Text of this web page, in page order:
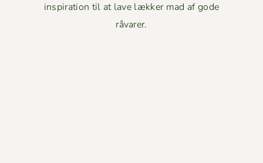
inspiration til at lave lækker mad af gode
råvarer.